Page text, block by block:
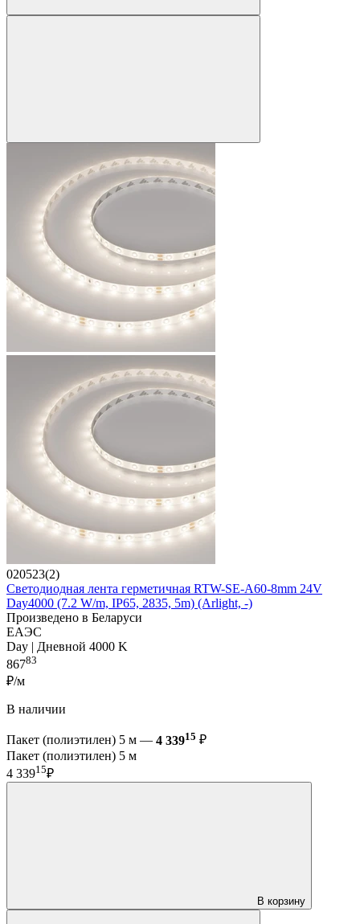
020523(2)
Светодиодная лента герметичная RTW-SE-A60-8mm 24V
Day4000 (7.2 W/m, IP65, 2835, 5m) (Arlight, -)
Произведено в Беларуси
ЕАЭС
Day | Дневной 4000 K
86783
₽/м
В наличии
Пакет (полиэтилен) 5 м — 4 33915 ₽
Пакет (полиэтилен) 5 м
4 33915₽
В корзину